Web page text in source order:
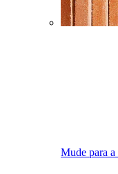
Mude para